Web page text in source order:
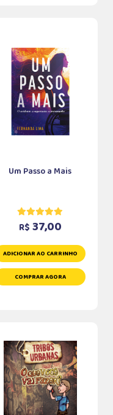
Um Passo a Mais
R$ 37,00
ADICIONAR AO CARRINHO
COMPRAR AGORA